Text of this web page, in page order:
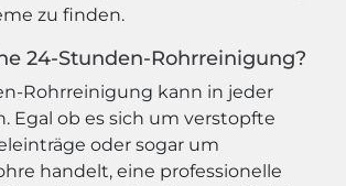
zu finden.
24-Stunden-Rohrreinigung?
Rohrreinigung kann in jeder
Egal ob es sich um verstopfte
oder sogar um
handelt, eine professionelle